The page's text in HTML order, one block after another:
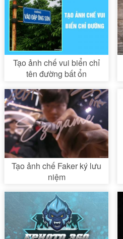
Tạo ảnh chế vui biển chỉ
tên đường bất ổn
Tạo ảnh chế Faker ký lưu
niệm